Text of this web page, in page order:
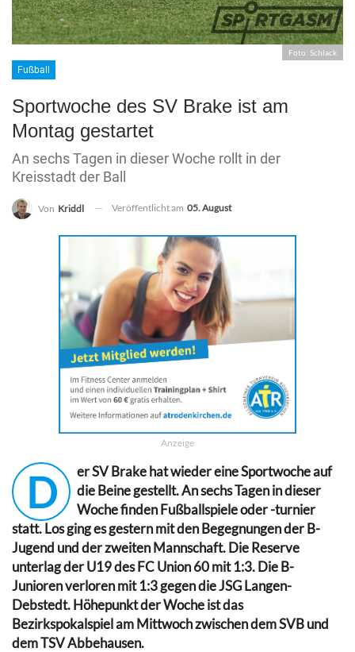
Foto: Schlack
Fußball
Sportwoche des SV Brake ist am
Montag gestartet
An sechs Tagen in dieser Woche rollt in der
Kreisstadt der Ball
Von Kriddl Veröffentlicht am 05. August
Anzeige
D
er SV Brake hat wieder eine Sportwoche auf
die Beine gestellt. An sechs Tagen in dieser
Woche finden Fußballspiele oder -turnier
statt. Los ging es gestern mit den Begegnungen der B-
Jugend und der zweiten Mannschaft. Die Reserve
unterlag der U19 des FC Union 60 mit 1:3. Die B-
Junioren verloren mit 1:3 gegen die JSG Langen-
Debstedt. Höhepunkt der Woche ist das
Bezirkspokalspiel am Mittwoch zwischen dem SVB und
dem TSV Abbehausen.